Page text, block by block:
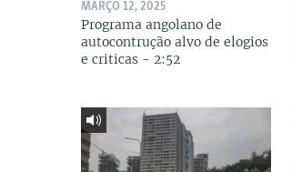
MARÇO 12, 2025
Programa angolano de
autocontrução alvo de elogios
e criticas - 2:52